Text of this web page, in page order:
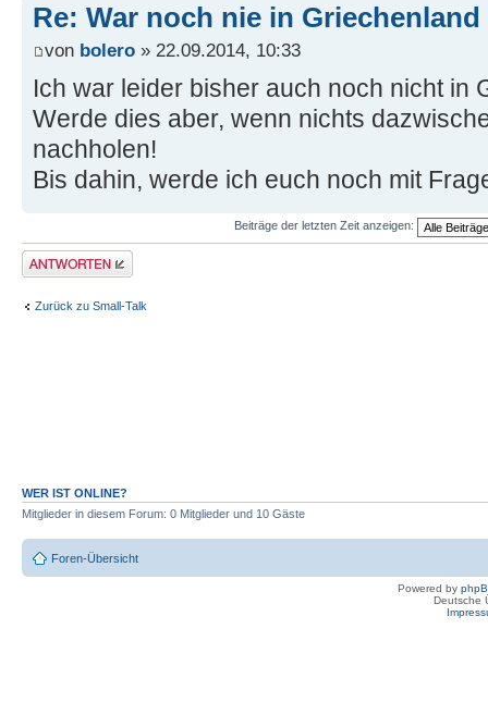
Re: War noch nie in Griechenland
von bolero » 22.09.2014, 10:33
Ich war leider bisher auch noch nicht in
Werde dies aber, wenn nichts
nachholen!
Bis dahin, werde ich euch noch mit
Beiträge der letzten Zeit anzeigen:
Antwort erstellen
Zurück zu Small-Talk
WER IST ONLINE?
Mitglieder in diesem Forum: 0 Mitglieder und 10 Gäste
Foren-Übersicht
Powered by
Deutsche